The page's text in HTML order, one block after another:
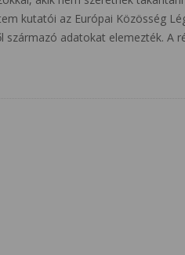
kutatói az Európai Közösség
származó adatokat elemezték. A